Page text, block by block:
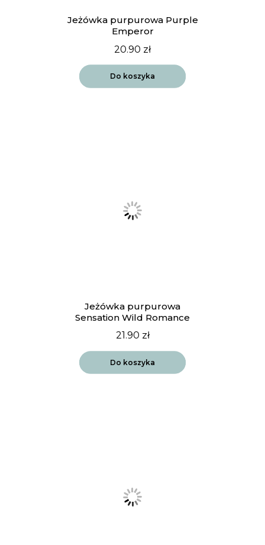
Jeżówka purpurowa Purple
Emperor
20.90 zł
Do koszyka
Jeżówka purpurowa
Sensation Wild Romance
21.90 zł
Do koszyka